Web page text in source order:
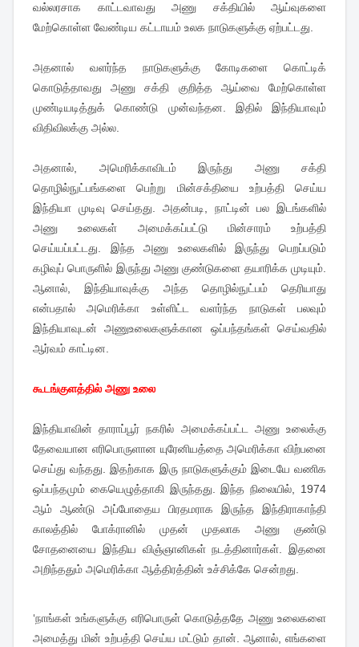
வல்லரசாக காட்டவாவது அணு சக்தியில் ஆய்வுகளை
மேற்கொள்ள வேண்டிய கட்டாயம் உலக நாடுகளுக்கு ஏற்பட்டது.
அதனால் வளர்ந்த நாடுகளுக்கு கோடிகளை கொட்டிக்
கொடுத்தாவது அணு சக்தி குறித்த ஆய்வை மேற்கொள்ள
முண்டியடித்துக் கொண்டு முன்வந்தன. இதில் இந்தியாவும்
விதிவிலக்கு அல்ல.
அதனால், அமெரிக்காவிடம் இருந்து அணு சக்தி
தொழில்நுட்பங்களை பெற்று மின்சக்தியை உற்பத்தி செய்ய
இந்தியா முடிவு செய்தது. அதன்படி, நாட்டின் பல இடங்களில்
அணு உலைகள் அமைக்கப்பட்டு மின்சாரம் உற்பத்தி
செய்யப்பட்டது. இந்த அணு உலைகளில் இருந்து பெறப்படும்
கழிவுப் பொருளில் இருந்து அணு குண்டுகளை தயாரிக்க முடியும்.
ஆனால், இந்தியாவுக்கு அந்த தொழில்நுட்பம் தெரியாது
என்பதால் அமெரிக்கா உள்ளிட்ட வளர்ந்த நாடுகள் பலவும்
இந்தியாவுடன் அணுஉலைகளுக்கான ஒப்பந்தங்கள் செய்வதில்
ஆர்வம் காட்டின.
கூடங்குளத்தில் அணு உலை
இந்தியாவின் தாராப்பூர் நகரில் அமைக்கப்பட்ட அணு உலைக்கு
தேவையான எரிபொருளான யுரேனியத்தை அமெரிக்கா விற்பனை
செய்து வந்தது. இதற்காக இரு நாடுகளுக்கும் இடையே வணிக
ஒப்பந்தமும் கையெழுத்தாகி இருந்தது. இந்த நிலையில், 1974
ஆம் ஆண்டு அப்போதைய பிரதமராக இருந்த இந்திராகாந்தி
காலத்தில் போக்ரானில் முதன் முதலாக அணு குண்டு
சோதனையை இந்திய விஞ்ஞானிகள் நடத்தினார்கள். இதனை
அறிந்ததும் அமெரிக்கா ஆத்திரத்தின் உச்சிக்கே சென்றது.
‘நாங்கள் உங்களுக்கு எரிபொருள் கொடுத்ததே அணு உலைகளை
அமைத்து மின் உற்பத்தி செய்ய மட்டும் தான். ஆனால், எங்களை